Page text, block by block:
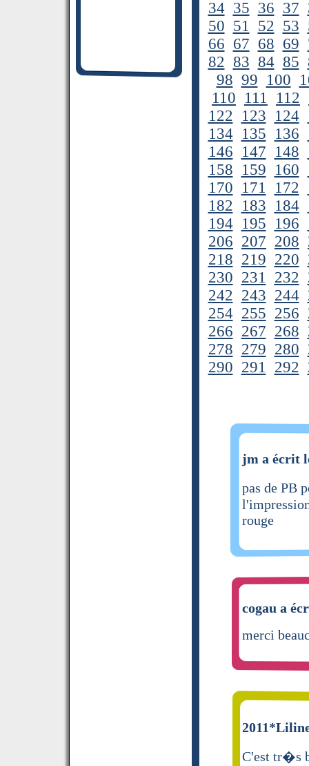
34 35 36 37
50 51 52 53
66 67 68 69
82 83 84 85
98 99 100
110 111 112
122 123 124
134 135 136
146 147 148
158 159 160
170 171 172
182 183 184
194 195 196
206 207 208
218 219 220
230 231 232
242 243 244
254 255 256
266 267 268
278 279 280
290 291 292
jm a écrit
pas de PB
rouge
cogau a
merci
C'est tr�s